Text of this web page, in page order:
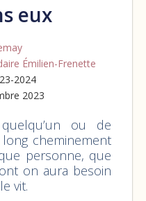
eux
Émilien-Frenette
2024
2023
ou de
cheminement
personne, que
on aura besoin
vit.